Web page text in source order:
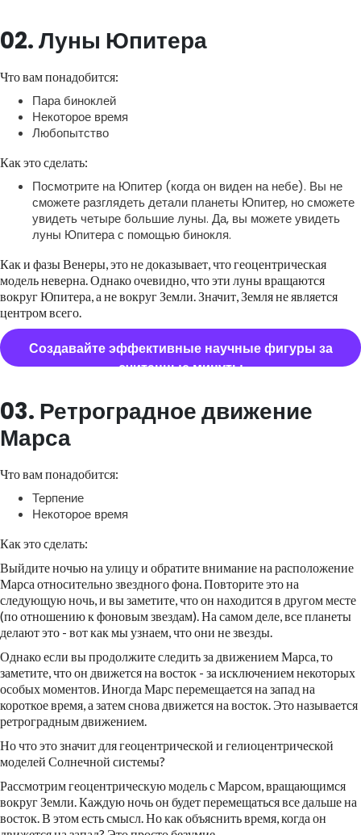
02. Луны Юпитера
Что вам понадобится:
Пара биноклей
Некоторое время
Любопытство
Как это сделать:
Посмотрите на Юпитер (когда он виден на небе). Вы не
сможете разглядеть детали планеты Юпитер, но сможете
увидеть четыре большие луны. Да, вы можете увидеть
луны Юпитера с помощью бинокля.
Как и фазы Венеры, это не доказывает, что геоцентрическая
модель неверна. Однако очевидно, что эти луны вращаются
вокруг Юпитера, а не вокруг Земли. Значит, Земля не является
центром всего.
Создавайте эффективные научные фигуры за
считанные минуты
03. Ретроградное движение
Марса
Что вам понадобится:
Терпение
Некоторое время
Как это сделать:
Выйдите ночью на улицу и обратите внимание на расположение
Марса относительно звездного фона. Повторите это на
следующую ночь, и вы заметите, что он находится в другом месте
(по отношению к фоновым звездам). На самом деле, все планеты
делают это - вот как мы узнаем, что они не звезды.
Однако если вы продолжите следить за движением Марса, то
заметите, что он движется на восток - за исключением некоторых
особых моментов. Иногда Марс перемещается на запад на
короткое время, а затем снова движется на восток. Это называется
ретроградным движением.
Но что это значит для геоцентрической и гелиоцентрической
моделей Солнечной системы?
Рассмотрим геоцентрическую модель с Марсом, вращающимся
вокруг Земли. Каждую ночь он будет перемещаться все дальше на
восток. В этом есть смысл. Но как объяснить время, когда он